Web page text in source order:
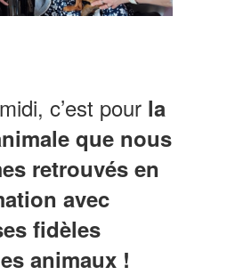
c’est pour la
que nous
retrouvés en
avec
fidèles
animaux !